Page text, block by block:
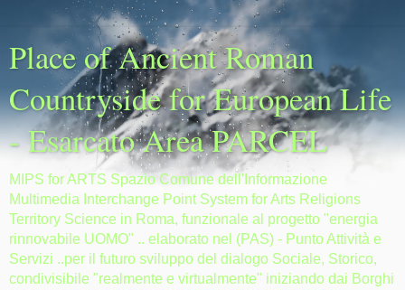
Place of Ancient Roman
Countryside for European Life
- Esarcato Area PARCEL
MIPS for ARTS Spazio Comune dell'Informazione
Multimedia Interchange Point System for Arts Religions
Territory Science in Roma, funzionale al progetto "energia
rinnovabile UOMO" .. elaborato nel (PAS) - Punto Attività e
Servizi ..per il futuro sviluppo del dialogo Sociale, Storico,
condivisibile "realmente e virtualmente" iniziando dai Borghi